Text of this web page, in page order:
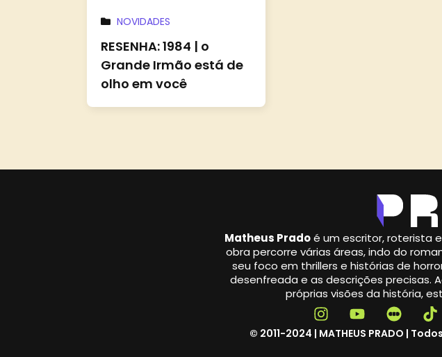
NOVIDADES
RESENHA: 1984 | o
Grande Irmão está de
olho em você
Matheus Pradoé um escritor, roterista
obra percorre várias áreas, indo do
seu foco em thrillers e histórias de
desenfreada e as descrições precisas.
próprias visões da história,
© 2011-2024 | MATHEUS PRADO |